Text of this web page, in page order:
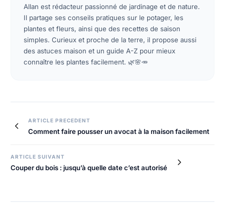
Allan est rédacteur passionné de jardinage et de nature.
Il partage ses conseils pratiques sur le potager, les
plantes et fleurs, ainsi que des recettes de saison
simples. Curieux et proche de la terre, il propose aussi
des astuces maison et un guide A-Z pour mieux
connaître les plantes facilement. 🌿🌸🥕
Navigation
ARTICLE PRECEDENT
Comment faire pousser un avocat à la maison facilement
ARTICLE SUIVANT
Couper du bois : jusqu’à quelle date c’est autorisé